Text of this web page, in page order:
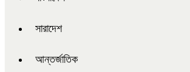
সারাদেশ
আন্তর্জাতিক